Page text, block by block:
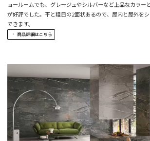
ョールームでも、グレージュやシルバーなど上品なカラー
が好評でした。平と粗目の2面状あるので、屋内と屋外を
できます。
商品詳細はこちら